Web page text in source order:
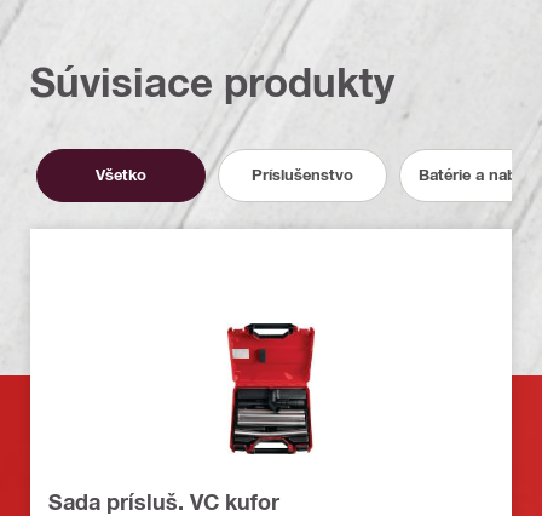
Súvisiace produkty
Všetko Príslušenstvo Batérie a
Sada prísluš. VC kufor